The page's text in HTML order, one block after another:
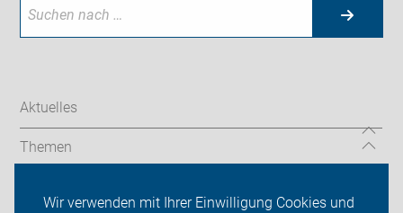
Wir verwenden mit Ihrer Einwilligung Cookies und
Aktuelles
Themen